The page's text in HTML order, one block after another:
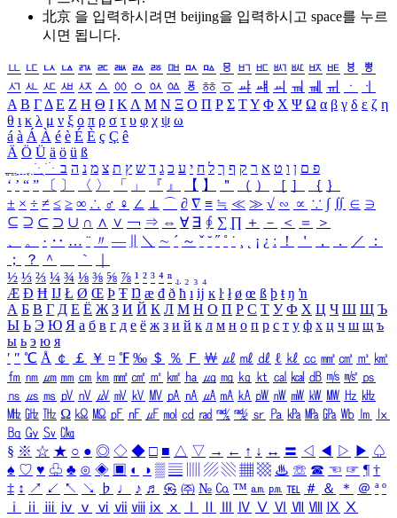
北京 을 입력하시려면 beijing을 입력하시고 space를 누르
시면 됩니다.
ㅥ ㅦ ㅧ ㅨ ㅩ ㅪ ㅫ ㅬ ㅭ ㅮ ㅯ ㅰ ㅱ ㅲ ㅳ ㅴ ㅵ ㅶ ㅷ ㅸ
ㅹ
ㅺ ㅻ ㅼ ㅽ ㅾ ㅿ ㆀ ㆁ ㆂ ㆃ ㆄ ㆅ ㆆ ㆇ ㆈ ㆉ ㆊ ㆋ ㆌ ㆍ
ㆎ
Α Β ΓΔ Ε Ζ Η Θ Ι ΚΛ Μ Ν Ξ Ο Π Ρ Σ ΤΥ Φ Χ Ψ Ω α β γ δ ε ζ η
θ ι κ λ μ ν ξ ο π ρ σ τ υ φ χ ψ ω
á à Á À é è É È ç Ç ê
Ä Ö Ü ä ö ü ß
ִֶֹ ֻּ ׁׂ פ ם ן ו ט א ר ק ף ך ל ח י ע כ ג ד ש ץ ת צ מ נ ה ב
‘ ’ “ ” 〔 〕 〈 〉 「 」 『 』 【 】 ＂ （ ） ［ ］ ｛ ｝
± × ÷ ≠ ≤ ≥ ∞ ∴ ♂ ♀ ∠ ⊥ ⌒ ∂ ∇ ≡ ≒ ≪ ≫ √ ∽ ∝ ∵ ∫ ∬ ∈ ∋
⊆ ⊇ ⊂ ⊃ ∪ ∩ ∧ ∨ ￢ ⇒ ⇔ ∀ ∃ ∮ ∑ ∏ ＋ － ＜ ＝
＞
、
。 · ‥ … ¨ 〃 ― ＼ ∼ ´ ～ ˇ ˘ ˝ ˚ ˙ ¸ ¡ ¿ ː ！ ＇ ， ． ／
：
；
？ ＾ ｀
½ ⅓ ⅔ ¼ ¾ ⅛ ⅜ ⅝ ⅞ ¹ ² ³ ⁴ ⁿ ₁ ₂ ₃ ₄
Æ Ð Ħ Ĳ Ł Ø Œ Þ Ŧ Ŋ æ đ ð ħ ı ĳ ĸ ŀ ł ø œ ß þ ŧ ŋ ŉ
А Б В Г Д Е Ё Ж З И Й К Л М Н О П Р С Т У Ф Х Ц Ч Ш Щ Ъ
Ы Ь Э Ю Я а б в г д е ё ж з и й к л м н о п р с т у ф х ц ч ш щ ъ
ы ь э ю я
′ ″ ℃ Å ￠ ￡ ￥ ¤ ℉ ‰ ＄ ％ Ｆ ￦ ㎕ ㎖ ㎗ ℓ ㎘ ㏄ ㎣ ㎤ ㎥ ㎦
㎙ ㎚ ㎛ ㎜ ㎝ ㎞ ㎟ ㎠ ㎡ ㎢ ㏊ ㎍ ㎎ ㎏ ㏏ ㎈ ㎉ ㏈ ㎧ ㎨ ㎰
㎱ ㎲ ㎳ ㎴ ㎵ ㎶ ㎷ ㎸ ㎹ ㎀ ㎁ ㎂ ㎃ ㎄ ㎺ ㎻ ㎽ ㎾ ㎿ ㎐ ㎑
㎒ ㎓ ㎔ Ω ㏀ ㏁ ㎊ ㎋ ㎌ ㏖ ㏅ ㎭ ㎮ ㎯ ㏛ ㎩ ㎪ ㎫ ㎬ ㏝ ㏐
㏓
㏃ ㏉ ㏜ ㏆
§ ※ ☆ ★ ○ ● ◎ ◇ ◆ □ ■ △ ▽ → ← ↑ ↓ ↔ 〓 ◁ ◀ ▷ ▶ ♤
♠ ♡ ♥ ♧ ♣ ⊙ ◈ ▣ ◐ ◑ ▒ ▤ ▨ ▧ ▦ ▩ ♨ ☏ ☎ ☜ ☞ ¶ †
‡ ↕ ↗ ↙ ↖ ↘ ♭ ♩ ♪ ♬ ㉿ ㈜ № ㏇ ™ ㏂ ㏘ ℡ ＃ ＆ ＊ ＠ ª º
ⅰ
ⅱ ⅲ ⅳ ⅴ ⅵ ⅶ ⅷ ⅸ ⅹ Ⅳ Ⅴ Ⅵ Ⅶ Ⅷ Ⅸ Ⅹ